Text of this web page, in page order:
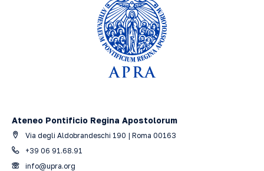
Ateneo Pontificio Regina Apostolorum
Via degli Aldobrandeschi 190 | Roma 00163
+39 06 91.68.91
info@upra.org